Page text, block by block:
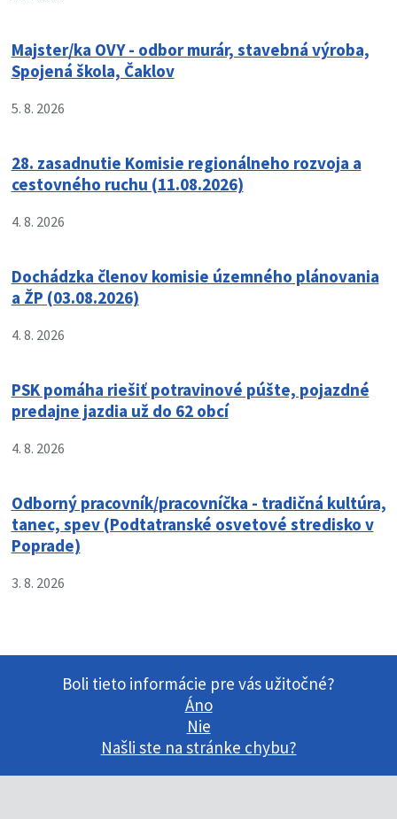
Majster/ka OVY - odbor murár, stavebná výroba,
Spojená škola, Čaklov
5. 8. 2026
28. zasadnutie Komisie regionálneho rozvoja a
cestovného ruchu (11.08.2026)
4. 8. 2026
Dochádzka členov komisie územného plánovania
a ŽP (03.08.2026)
4. 8. 2026
PSK pomáha riešiť potravinové púšte, pojazdné
predajne jazdia už do 62 obcí
4. 8. 2026
Odborný pracovník/pracovníčka - tradičná kultúra,
tanec, spev (Podtatranské osvetové stredisko v
Poprade)
3. 8. 2026
Boli tieto informácie pre vás užitočné?
Áno
Nie
Našli ste na stránke chybu?